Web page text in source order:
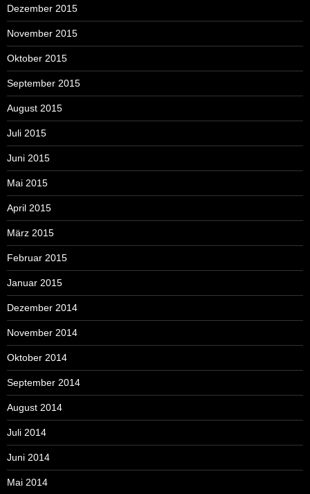
Dezember 2015
November 2015
Oktober 2015
September 2015
August 2015
Juli 2015
Juni 2015
Mai 2015
April 2015
März 2015
Februar 2015
Januar 2015
Dezember 2014
November 2014
Oktober 2014
September 2014
August 2014
Juli 2014
Juni 2014
Mai 2014